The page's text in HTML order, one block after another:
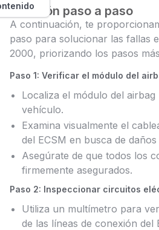
Solución paso a paso
A continuación, te
paso para solucionar las fallas
2000, priorizando los pasos
Paso 1: Verificar el módulo del
Localiza el módulo del airbag
vehículo.
Examina visualmente el
del ECSM en busca de
Asegúrate de que todos los
firmemente asegurados.
Paso 2: Inspeccionar circuitos
Utiliza un multímetro para
de las líneas de conexión del